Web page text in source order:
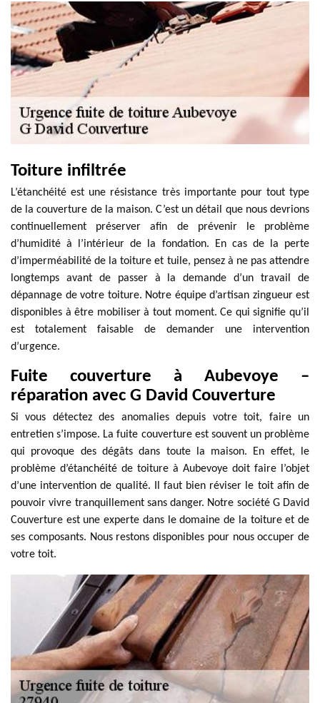
Toiture infiltrée
L’étanchéité est une résistance très importante pour tout type
de la couverture de la maison. C’est un détail que nous devrions
continuellement préserver afin de prévenir le problème
d’humidité à l’intérieur de la fondation. En cas de la perte
d’imperméabilité de la toiture et tuile, pensez à ne pas attendre
longtemps avant de passer à la demande d’un travail de
dépannage de votre toiture. Notre équipe d’artisan zingueur est
disponibles à être mobiliser à tout moment. Ce qui signifie qu’il
est totalement faisable de demander une intervention
d’urgence.
Fuite couverture à Aubevoye –
réparation avec G David Couverture
Si vous détectez des anomalies depuis votre toit, faire un
entretien s’impose. La fuite couverture est souvent un problème
qui provoque des dégâts dans toute la maison. En effet, le
problème d’étanchéité de toiture à Aubevoye doit faire l’objet
d’une intervention de qualité. Il faut bien réviser le toit afin de
pouvoir vivre tranquillement sans danger. Notre société G David
Couverture est une experte dans le domaine de la toiture et de
ses composants. Nous restons disponibles pour nous occuper de
votre toit.